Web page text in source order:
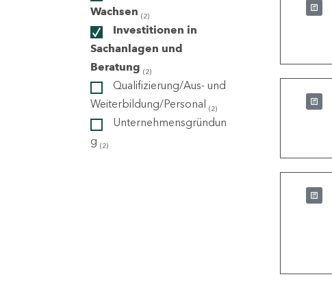
Wachsen (2)
Investitionen in
Sachanlagen und
Beratung (2)
Qualifizierung/Aus- und
Weiterbildung/Personal (2)
Unternehmensgründun
g (2)